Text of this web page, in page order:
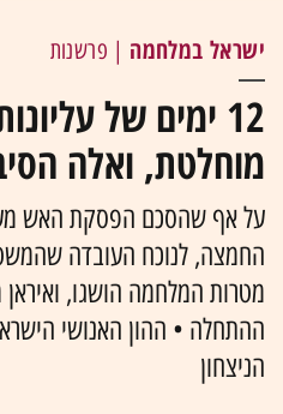
ישראל במלחמה | פרשנות
12 ימים של
מוחלטת, ואלה
על אף שהסכם הפסקת האש
החמצה, לנוכח העובדה
מטרות המלחמה הושגו,
ההתחלה • ההון האנושי
הניצחון